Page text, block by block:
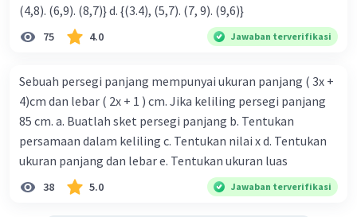
(4,8). (6,9). (8,7)} d. {(3.4), (5,7). (7, 9). (9,6)}
75 4.0 Jawaban terverifikasi
Sebuah persegi panjang mempunyai ukuran panjang ( 3x +
4)cm dan lebar ( 2x + 1 ) cm. Jika keliling persegi panjang
85 cm. a. Buatlah sket persegi panjang b. Tentukan
persamaan dalam keliling c. Tentukan nilai x d. Tentukan
ukuran panjang dan lebar e. Tentukan ukuran luas
38 5.0 Jawaban terverifikasi